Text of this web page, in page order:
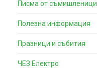
Писма от съмишленици
Полезна информация
Празници и събития
ЧЕЗ Електро